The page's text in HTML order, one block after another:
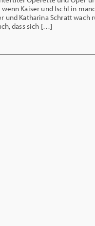
wenn Kaiser und Ischl in
und Katharina Schratt wach
dass sich […]